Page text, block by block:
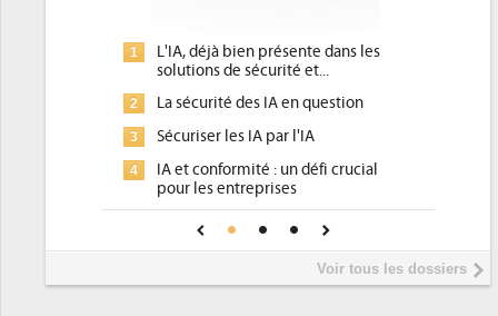
1
Qu'est-ce que la DEE (directive
d'efficacité énergétique) ?
2
DEE, une pression administrative
place pour répondre à...
Phocea DC dans les cordes pour la
DEE
Interview de Fabrice Coquio,
président de Digital Realty...
Voir tous les dossiers